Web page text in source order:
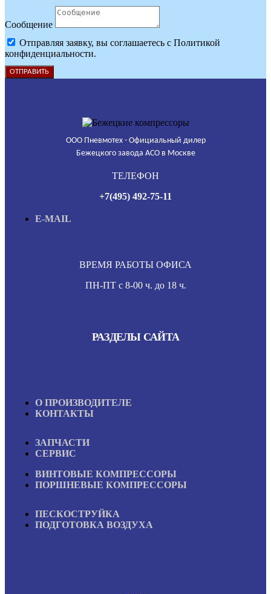
Сообщение
Отправляя заявку, вы соглашаетесь с Политикой
конфиденциальности.
ОТПРАВИТЬ
ООО Пневмотех - Официальный дилер
Бежецкого завода АСО в Москве
ТЕЛЕФОН
+7(495) 492-75-11
E-MAIL
ВРЕМЯ РАБОТЫ ОФИСА
ПН-ПТ с 8-00 ч. до 18 ч.
РАЗДЕЛЫ САЙТА
О ПРОИЗВОДИТЕЛЕ
КОНТАКТЫ
ЗАПЧАСТИ
СЕРВИС
ВИНТОВЫЕ КОМПРЕССОРЫ
ПОРШНЕВЫЕ КОМПРЕССОРЫ
ПЕСКОСТРУЙКА
ПОДГОТОВКА ВОЗДУХА